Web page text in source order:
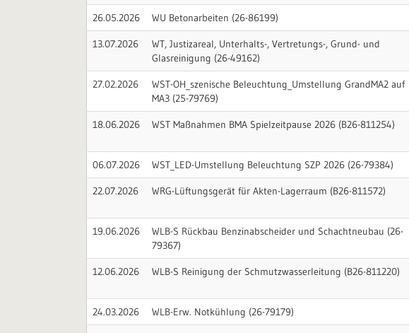
26.05.2026 WU Betonarbeiten (26-86199)
13.07.2026
WT, Justizareal, Unterhalts-, Vertretungs-, Grund- und
Glasreinigung (26-49162)
27.02.2026
WST-OH_szenische Beleuchtung_Umstellung GrandMA2 auf
MA3 (25-79769)
18.06.2026 WST Maßnahmen BMA Spielzeitpause 2026 (B26-811254)
06.07.2026 WST_LED-Umstellung Beleuchtung SZP 2026 (26-79384)
22.07.2026 WRG-Lüftungsgerät für Akten-Lagerraum (B26-811572)
19.06.2026
WLB-S Rückbau Benzinabscheider und Schachtneubau (26-
79367)
12.06.2026 WLB-S Reinigung der Schmutzwasserleitung (B26-811220)
24.03.2026 WLB-Erw. Notkühlung (26-79179)